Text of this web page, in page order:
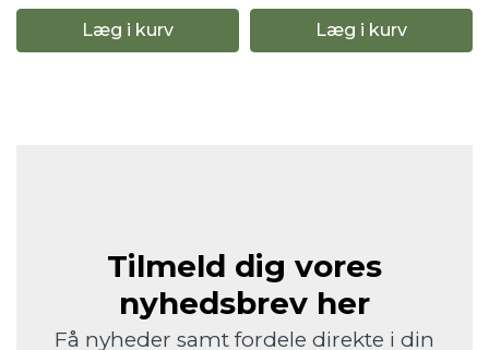
Læg i kurv Læg i kurv
Tilmeld dig vores
nyhedsbrev her
Få nyheder samt fordele direkte i din